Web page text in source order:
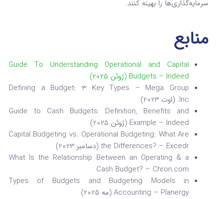
سرمایه‌گذاری‌ها را بهینه کنند.
منابع
Guide To Understanding Operational and Capital
Budgets – Indeed (ژوئن 2025)
Defining a Budget: 3 Key Types – Mega Group
Inc. (اوت 2023)
Guide to Cash Budgets: Definition, Benefits and
Example – Indeed (ژوئن 2025)
Capital Budgeting vs. Operational Budgeting: What Are
the Differences? – Excedr(دسامبر 2023)
What Is the Relationship Between an Operating & a
Cash Budget? – Chron.com
Types of Budgets and Budgeting Models in
Accounting – Planergy(مه 2025)